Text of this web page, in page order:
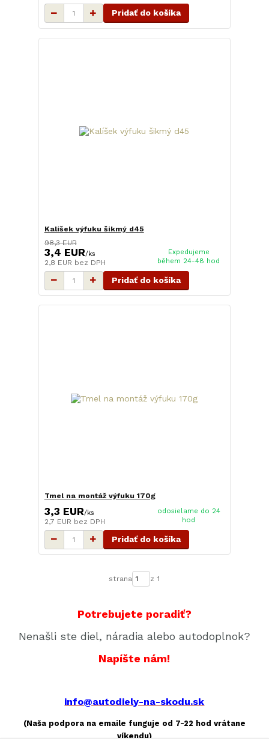
Pridať do košíka
Kalíšek výfuku šikmý d45
98,3 EUR
3,4 EUR/ks
2,8 EUR bez DPH
Expedujeme
během 24-48 hod
Pridať do košíka
Tmel na montáž výfuku 170g
3,3 EUR/ks
2,7 EUR bez DPH
odosielame do 24
hod
Pridať do košíka
strana z 1
Potrebujete poradiť?
Nenašli ste diel, náradia alebo autodoplnok?
Napíšte nám!
info@autodiely-na-skodu.sk
(Naša podpora na emaile funguje od 7-22 hod vrátane
víkendu)